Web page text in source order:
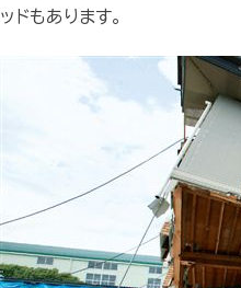
ッドもあります。